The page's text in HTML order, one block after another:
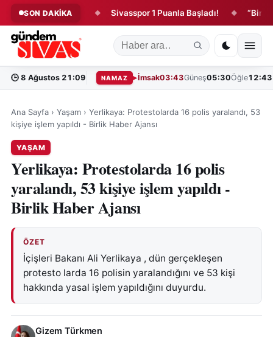
SON DAKİKA
yasalaştı! ◆ Sivasspor 1 Puanla Başladı! ◆ “Bin yıllık
🕒 8 Ağustos 21:09 NAMAZ İmsak03:43Güneş05:30Öğle12:43
Ana Sayfa › Yaşam › Yerlikaya: Protestolarda 16 polis yaralandı, 53
kişiye işlem yapıldı - Birlik Haber Ajansı
YAŞAM
Yerlikaya: Protestolarda 16 polis
yaralandı, 53 kişiye işlem yapıldı -
Birlik Haber Ajansı
ÖZET
İçişleri Bakanı Ali Yerlikaya , dün gerçekleşen
protesto larda 16 polisin yaralandığını ve 53 kişi
hakkında yasal işlem yapıldığını duyurdu.
Gizem Türkmen